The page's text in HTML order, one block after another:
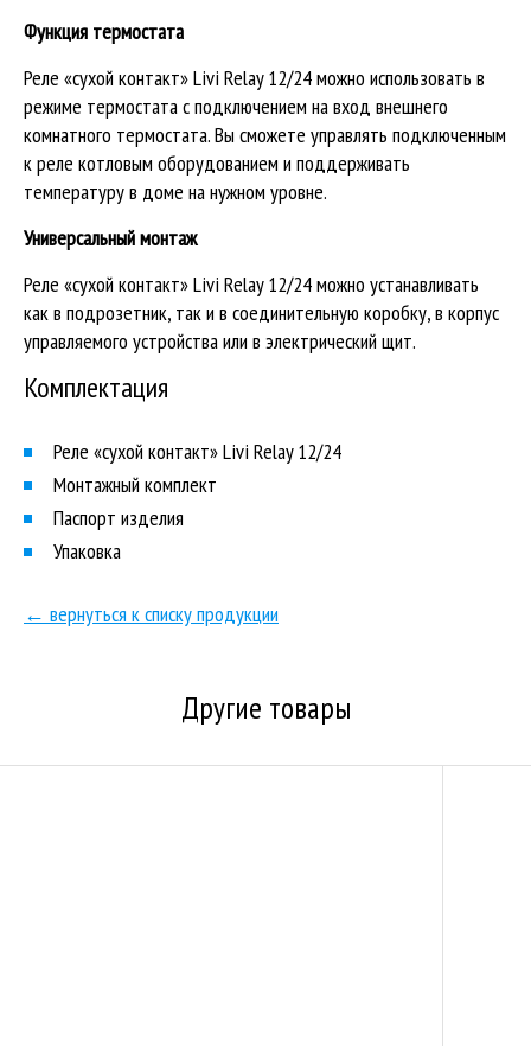
Функция термостата
Реле «сухой контакт» Livi Relay 12/24 можно использовать в
режиме термостата с подключением на вход внешнего
комнатного термостата. Вы сможете управлять подключенным
к реле котловым оборудованием и поддерживать
температуру в доме на нужном уровне.
Универсальный монтаж
Реле «сухой контакт» Livi Relay 12/24 можно устанавливать
как в подрозетник, так и в соединительную коробку, в корпус
управляемого устройства или в электрический щит.
Комплектация
Реле «сухой контакт» Livi Relay 12/24
Монтажный комплект
Паспорт изделия
Упаковка
← вернуться к списку продукции
Другие товары